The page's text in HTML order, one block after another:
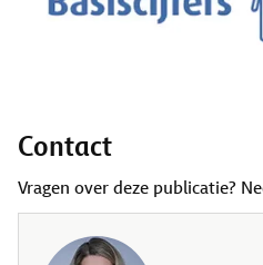
Contact
Vragen over deze publicatie?